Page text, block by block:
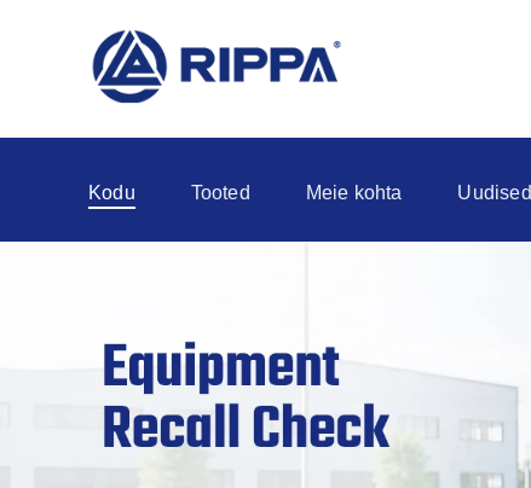
Kodu Tooted Meie kohta Uudised